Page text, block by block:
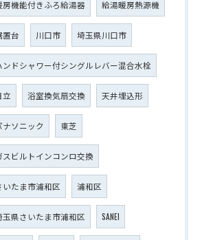
房機能付きふろ給湯器 給湯暖房熱源機
置台 川口市 埼玉県川口市
ンドシャワー付シングルレバー混合水栓
立 浴室換気扇交換 天井埋込形
ナソニック 東芝
スビルトインコンロ交換
いたま市浦和区 浦和区
玉県さいたま市浦和区 SANEI